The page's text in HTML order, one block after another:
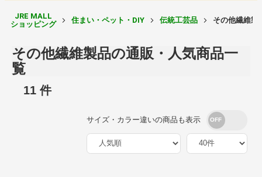
JRE MALL
ショッピング
住まい・ペット・DIY 伝統工芸品 その他繊維製
その他繊維製品の通販・人気商品一
覧
11 件
サイズ・カラー違いの商品も表示